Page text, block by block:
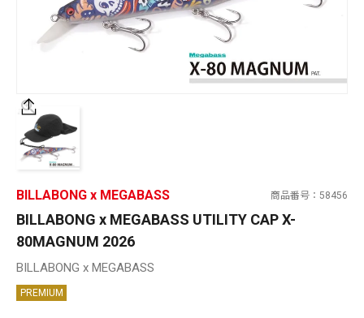
OUTDOOR
価格
商品番号 58456
BILLABONG x MEGABASS
BILLABONG x MEGABASS UTILITY CAP X-
80MAGNUM 2026
BILLABONG x MEGABASS
PREMIUM